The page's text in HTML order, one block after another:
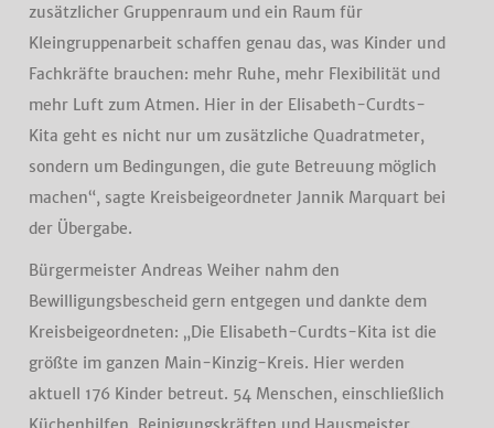
zusätzlicher Gruppenraum und ein Raum für
Kleingruppenarbeit schaffen genau das, was Kinder und
Fachkräfte brauchen: mehr Ruhe, mehr Flexibilität und
mehr Luft zum Atmen. Hier in der Elisabeth-Curdts-
Kita geht es nicht nur um zusätzliche Quadratmeter,
sondern um Bedingungen, die gute Betreuung möglich
machen“, sagte Kreisbeigeordneter Jannik Marquart bei
der Übergabe.
Bürgermeister Andreas Weiher nahm den
Bewilligungsbescheid gern entgegen und dankte dem
Kreisbeigeordneten: „Die Elisabeth-Curdts-Kita ist die
größte im ganzen Main-Kinzig-Kreis. Hier werden
aktuell 176 Kinder betreut. 54 Menschen, einschließlich